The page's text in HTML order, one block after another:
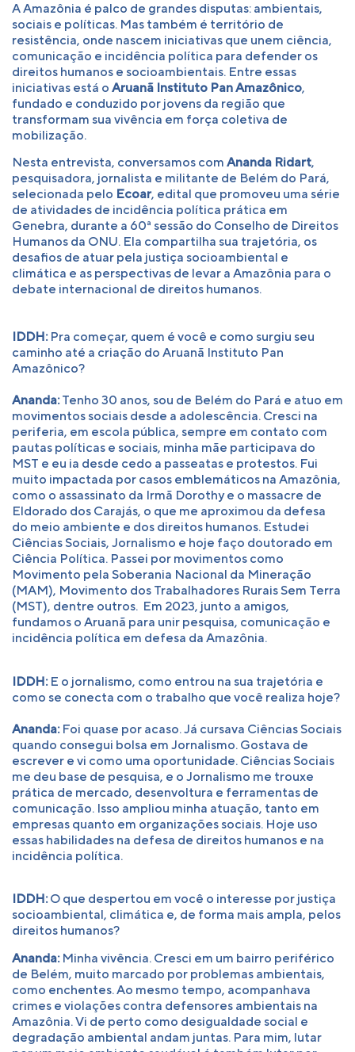
A Amazônia é palco de grandes disputas: ambientais,
sociais e políticas. Mas também é território de
resistência, onde nascem iniciativas que unem ciência,
comunicação e incidência política para defender os
direitos humanos e socioambientais. Entre essas
iniciativas está o Aruanã Instituto Pan Amazônico,
fundado e conduzido por jovens da região que
transformam sua vivência em força coletiva de
mobilização.
Nesta entrevista, conversamos com Ananda Ridart,
pesquisadora, jornalista e militante de Belém do Pará,
selecionada pelo Ecoar, edital que promoveu uma série
de atividades de incidência política prática em
Genebra, durante a 60ª sessão do Conselho de Direitos
Humanos da ONU. Ela compartilha sua trajetória, os
desafios de atuar pela justiça socioambiental e
climática e as perspectivas de levar a Amazônia para o
debate internacional de direitos humanos.
IDDH:Pra começar, quem é você e como surgiu seu
caminho até a criação do Aruanã Instituto Pan
Amazônico?
Ananda:Tenho 30 anos, sou de Belém do Pará e atuo em
movimentos sociais desde a adolescência. Cresci na
periferia, em escola pública, sempre em contato com
pautas políticas e sociais, minha mãe participava do
MST e eu ia desde cedo a passeatas e protestos. Fui
muito impactada por casos emblemáticos na Amazônia,
como o assassinato da Irmã Dorothy e o massacre de
Eldorado dos Carajás, o que me aproximou da defesa
do meio ambiente e dos direitos humanos. Estudei
Ciências Sociais, Jornalismo e hoje faço doutorado em
Ciência Política. Passei por movimentos como
Movimento pela Soberania Nacional da Mineração
(MAM), Movimento dos Trabalhadores Rurais Sem Terra
(MST), dentre outros. Em 2023, junto a amigos,
fundamos o Aruanã para unir pesquisa, comunicação e
incidência política em defesa da Amazônia.
IDDH:E o jornalismo, como entrou na sua trajetória e
como se conecta com o trabalho que você realiza hoje?
Ananda:Foi quase por acaso. Já cursava Ciências Sociais
quando consegui bolsa em Jornalismo. Gostava de
escrever e vi como uma oportunidade. Ciências Sociais
me deu base de pesquisa, e o Jornalismo me trouxe
prática de mercado, desenvoltura e ferramentas de
comunicação. Isso ampliou minha atuação, tanto em
empresas quanto em organizações sociais. Hoje uso
essas habilidades na defesa de direitos humanos e na
incidência política.
IDDH:O que despertou em você o interesse por justiça
socioambiental, climática e, de forma mais ampla, pelos
direitos humanos?
Ananda:Minha vivência. Cresci em um bairro periférico
de Belém, muito marcado por problemas ambientais,
como enchentes. Ao mesmo tempo, acompanhava
crimes e violações contra defensores ambientais na
Amazônia. Vi de perto como desigualdade social e
degradação ambiental andam juntas. Para mim, lutar